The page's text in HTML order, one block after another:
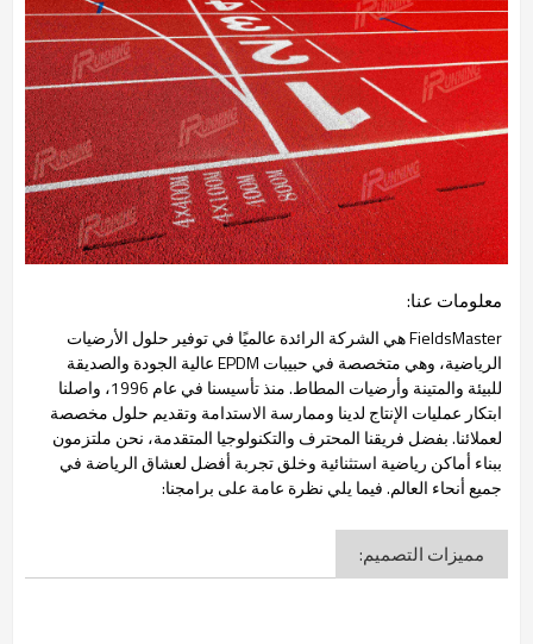
معلومات عنا:
FieldsMaster هي الشركة الرائدة عالميًا في توفير حلول الأرضيات
الرياضية، وهي متخصصة في حبيبات EPDM عالية الجودة والصديقة
للبيئة والمتينة وأرضيات المطاط. منذ تأسيسنا في عام 1996، واصلنا
ابتكار عمليات الإنتاج لدينا وممارسة الاستدامة وتقديم حلول مخصصة
لعملائنا. بفضل فريقنا المحترف والتكنولوجيا المتقدمة، نحن ملتزمون
ببناء أماكن رياضية استثنائية وخلق تجربة أفضل لعشاق الرياضة في
جميع أنحاء العالم. فيما يلي نظرة عامة على برامجنا:
مميزات التصميم: